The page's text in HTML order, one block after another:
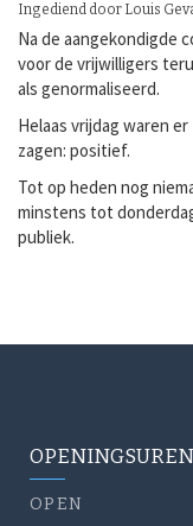
Ingediend door Louis
Na de aangekondigde
voor de vrijwilligers
als genormaliseerd.
Helaas vrijdag waren
zagen: positief.
Tot op heden nog
minstens tot
publiek.
OPENINGSUREN
OPEN